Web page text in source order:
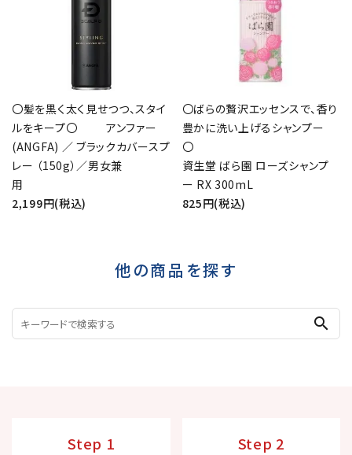
〇髪を黒く太く見せつつ、スタイ
ルをキープ〇 アンファー
(ANGFA) ／ ブラックカバースプ
レー （150g）／男女兼
用
2,199円(税込)
〇ばらの贅沢エッセンスで、香り
豊かに洗い上げるシャンプー
資生堂 ばら園 ローズシャンプ
ー RX 300mL
825円(税込)
他の商品を探す
search
Step 1 Step 2